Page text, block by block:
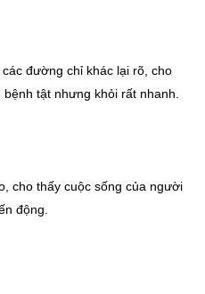
đường chỉ khác lại rõ, cho
tật nhưng khỏi rất nhanh.
cho thấy cuộc sống của người
động.